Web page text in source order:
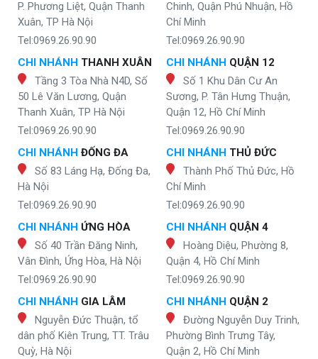
P. Phương Liệt, Quận Thanh
Xuân, TP Hà Nội
Tel:0969.26.90.90
CHI NHÁNH THANH XUÂN
Tầng 3 Tòa Nhà N4D, Số
50 Lê Văn Lương, Quận
Thanh Xuân, TP Hà Nội
Tel:0969.26.90.90
CHI NHÁNH ĐỐNG ĐA
Số 83 Láng Hạ, Đống Đa,
Hà Nội
Tel:0969.26.90.90
CHI NHÁNH ỨNG HÒA
Số 40 Trần Đăng Ninh,
Vân Đình, Ứng Hòa, Hà Nội
Tel:0969.26.90.90
CHI NHÁNH GIA LÂM
Nguyễn Đức Thuận, tổ
dân phố Kiên Trung, TT. Trâu
Quỳ, Hà Nội
Chinh, Quận Phú Nhuận, Hồ
Chí Minh
Tel:0969.26.90.90
CHI NHÁNH QUẬN 12
Số 1 Khu Dân Cư An
Sương, P. Tân Hưng Thuận,
Quận 12, Hồ Chí Minh
Tel:0969.26.90.90
CHI NHÁNH THỦ ĐỨC
Thành Phố Thủ Đức, Hồ
Chí Minh
Tel:0969.26.90.90
CHI NHÁNH QUẬN 4
Hoàng Diệu, Phường 8,
Quận 4, Hồ Chí Minh
Tel:0969.26.90.90
CHI NHÁNH QUẬN 2
Đường Nguyễn Duy Trinh,
Phường Bình Trưng Tây,
Quận 2, Hồ Chí Minh